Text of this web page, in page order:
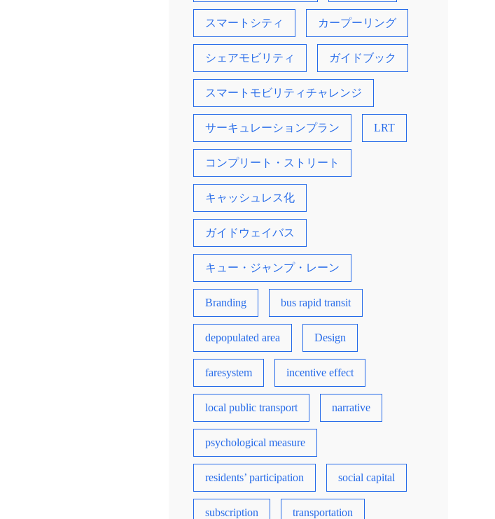
スマートシティ カープーリング
シェアモビリティ ガイドブック
スマートモビリティチャレンジ
サーキュレーションプラン LRT
コンプリート・ストリート
キャッシュレス化
ガイドウェイバス
キュー・ジャンプ・レーン
Branding bus rapid transit
depopulated area Design
faresystem incentive effect
local public transport narrative
psychological measure
residents’ participation social capital
subscription transportation